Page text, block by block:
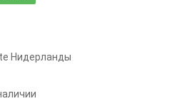
Нидерланды